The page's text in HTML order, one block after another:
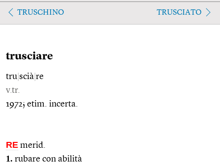
TRUSCHINO TRUSCIATO
trusciare
tru scià re
v.tr.
1972; etim. incerta.
RE merid.
1. rubare con abilità